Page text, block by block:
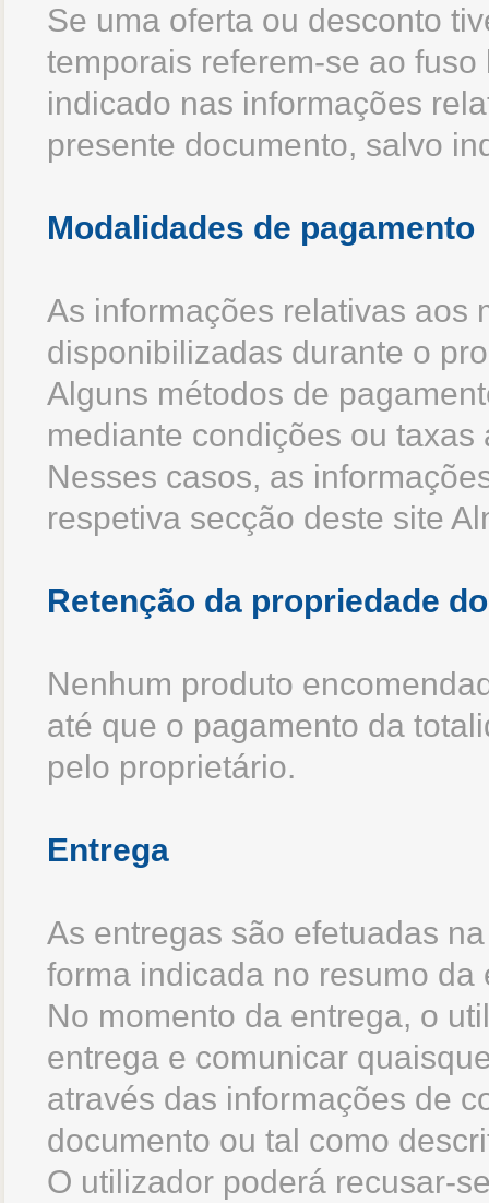
Se uma oferta ou desconto
temporais referem-se ao
indicado nas informações
presente documento, salvo
Modalidades de pagamento
As informações relativas aos
disponibilizadas durante o
Alguns métodos de
mediante condições ou taxas
Nesses casos, as
respetiva secção deste site
Retenção da propriedade
Nenhum produto
até que o pagamento da
pelo proprietário.
Entrega
As entregas são efetuadas
forma indicada no resumo da
No momento da entrega, o
entrega e comunicar
através das informações de
documento ou tal como
O utilizador poderá recusar-